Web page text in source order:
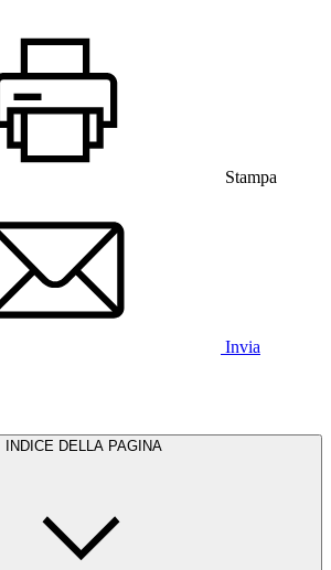
Stampa
Invia
INDICE DELLA PAGINA